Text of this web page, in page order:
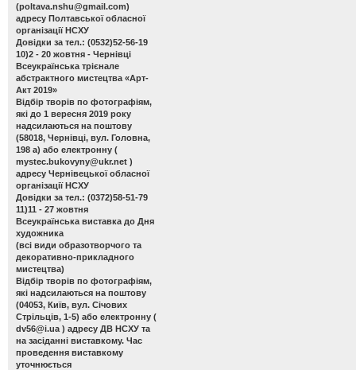
(poltava.nshu@gmail.com)
адресу Полтавської обласної
організації НСХУ
Довідки за тел.: (0532)52-56-19
10)2 - 20 жовтня - Чернівці
Всеукраїнська трієнале
абстрактного мистецтва «Арт-
Акт 2019»
Відбір творів по фотографіям,
які до 1 вересня 2019 року
надсилаються на поштову
(58018, Чернівці, вул. Головна,
198 а) або електронну (
mystec.bukovyny@ukr.net )
адресу Чернівецької обласної
організації НСХУ
Довідки за тел.: (0372)58-51-79
11)11 - 27 жовтня
Всеукраїнська виставка до Дня
художника
(всі види образотворчого та
декоративно-прикладного
мистецтва)
Відбір творів по фотографіям,
які надсилаються на поштову
(04053, Київ, вул. Січових
Стрільців, 1-5) або електронну (
dv56@i.ua ) адресу ДВ НСХУ та
на засіданні виставкому. Час
проведення виставкому
уточнюється